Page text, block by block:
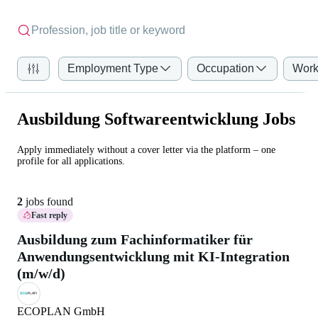
Employment Type Occupation
Ausbildung Softwareentwicklung Jobs
Apply immediately without a cover letter via the platform – one
profile for all applications.
2 jobs found
Fast reply
Ausbildung zum Fachinformatiker für
Anwendungsentwicklung mit KI-Integration
(m/w/d)
ECOPLAN GmbH